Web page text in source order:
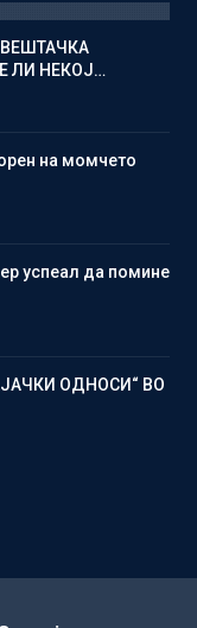
ЛИ НЕКОЈ…
на момчето
успеал да помине
ОДНОСИ“ ВО